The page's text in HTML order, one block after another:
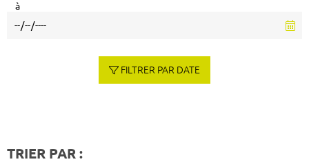
à
FILTRER PAR DATE
TRIER PAR :